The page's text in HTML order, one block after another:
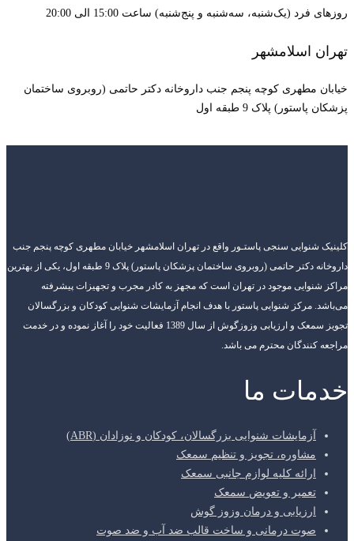
روزهای فرد (یک‌شنبه، سه‌شنبه و پنج‌شنبه) ساعت 15:00 الی 20:00
تهران اسلامشهر
خیابان مطهری کوچه پنجم جنب داروخانه دکتر حاتمی (روبروی ساختمان
پزشکان پاستور) پلاک 9 طبقه اول
کلینیک شنوایی سنجی پاستـور واقع در تهران اسلامشهر خیابان مطهری کوچه پنجم جنب
داروخانه دکتر حاتمی (روبروی ساختمان پزشکان پاستور) پلاک 9 طبقه اول، یکی از بهترین
مراکز شنوایی موجود در تهران است که مجهز به کادر مجرب و تجهیزات پیشرفته
می‌باشد. مرکز شنوایی پاستور با هدف انجام آزمایشات شنوایی کودکان و بزرگسالان
تجویز سمعک و ارزیابی وزوزگوش از سال 1389 فعالیت خود را آغاز نموده و در خدمت
مراجعه کنندگان محترم می باشد.
خدمات ما
آزمایشات شنوایی بزرگسالان، کودکان و نوزادان (ABR)
مشاوره، تجویز و تنظیم سمعک
ارائه کلیه لوازم جانبی سمعک
تعمیر و تعویض سمعک
ارزیابی و درمان وزوز گوش
صوت درمانی و ساخت قالب ضد آب و ضد صوت